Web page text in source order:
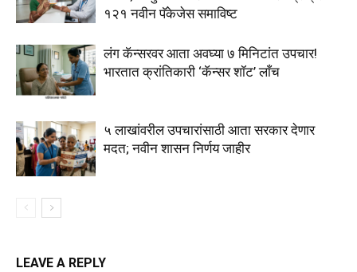
१२१ नवीन पॅकेजेस समाविष्ट
लंग कॅन्सरवर आता अवघ्या ७ मिनिटांत उपचार!
भारतात क्रांतिकारी ‘कॅन्सर शॉट’ लाँच
५ लाखांवरील उपचारांसाठी आता सरकार देणार
मदत; नवीन शासन निर्णय जाहीर
LEAVE A REPLY